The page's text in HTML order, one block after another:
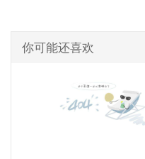
你可能还喜欢